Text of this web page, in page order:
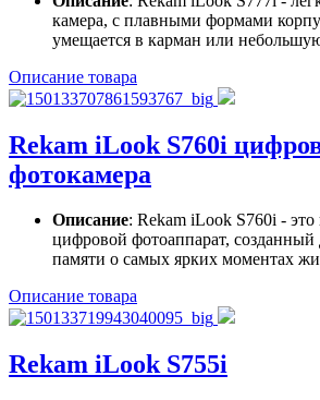
камера, с плавными формами
умещается в карман или
Описание товара
Rekam iLook S760i
фотокамера
Описание: Rekam iLook S760i -
цифровой фотоаппарат, созданный
памяти о самых ярких моментах
Описание товара
Rekam iLook S755i